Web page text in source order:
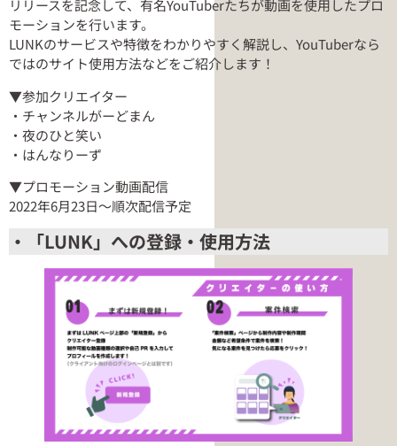
リリースを記念して、有名YouTuberたちが動画を使用したプロ
モーションを行います。
LUNKのサービスや特徴をわかりやすく解説し、YouTuberなら
ではのサイト使用方法などをご紹介します！
▼参加クリエイター
・チャンネルがーどまん
・夜のひと笑い
・はんなりーず
▼プロモーション動画配信
2022年6月23日～順次配信予定
・「LUNK」への登録・使用方法